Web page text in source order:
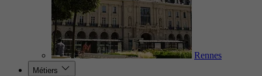
Rennes
Métiers